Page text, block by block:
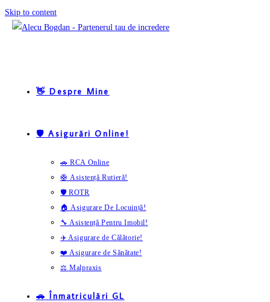
Skip to content
👋 Despre Mine
🛡️ Asigurări Online!
🚗 RCA Online
🛟 Asistență Rutieră!
🛡️ ROTR
🏠 Asigurare De Locuință!
🔧 Asistență Pentru Imobil!
✈️ Asigurare de Călătorie!
❤️ Asigurare de Sănătate!
⚖️ Malpraxis
🚗 Înmatriculări GL